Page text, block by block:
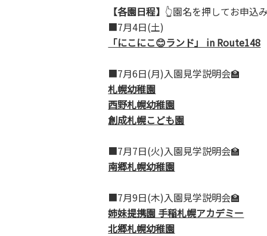
【各園日程】 👆園名を押してお申込
■7月4日(土)
「にこにこ😊ランド」 in Route148
■7月6日(月)入園見学説明会🏫
札幌幼稚園
西野札幌幼稚園
創成札幌こども園
■7月7日(火)入園見学説明会🏫
南郷札幌幼稚園
■7月9日(木)入園見学説明会🏫
姉妹提携園 手稲札幌アカデミー
北郷札幌幼稚園